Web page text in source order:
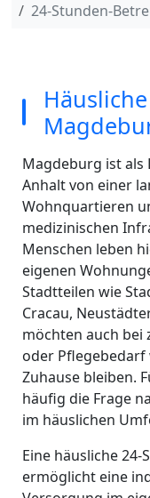
24-Stunden-
Magdeburg ist als
Anhalt von einer
Wohnquartieren
medizinischen
Menschen leben
eigenen
Stadtteilen wie
Cracau,
möchten auch
oder
Zuhause bleiben.
häufig die Frage
im häuslichen
Eine häusliche
ermöglicht eine